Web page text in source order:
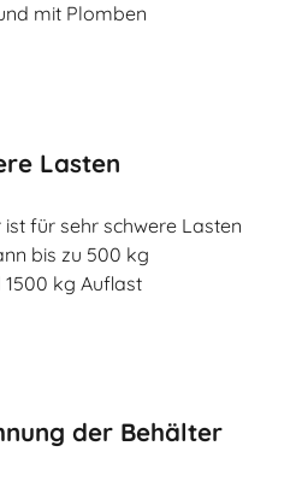
mit Plomben
Lasten
ist für sehr schwere Lasten
bis zu 500 kg
kg Auflast
der Behälter